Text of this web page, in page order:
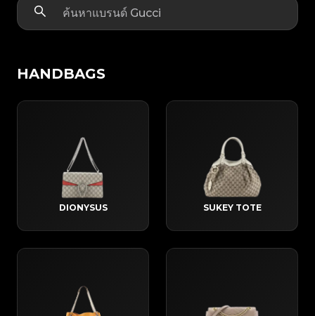
HANDBAGS
DIONYSUS SUKEY TOTE